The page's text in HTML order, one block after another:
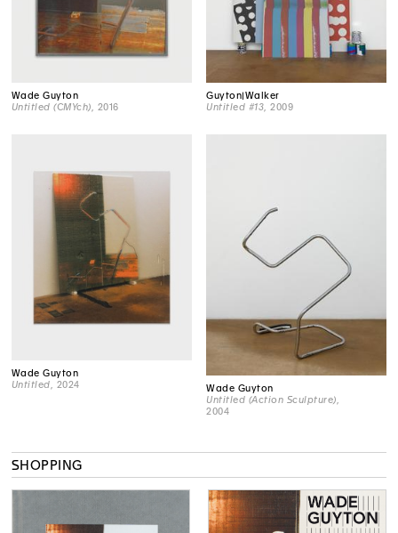
Wade Guyton
Untitled (CMYch) , 2016
Guyton|Walker
Untitled #13 , 2009
Wade Guyton
Untitled , 2024
Wade Guyton
Untitled (Action Sculpture)
2004
SHOPPING